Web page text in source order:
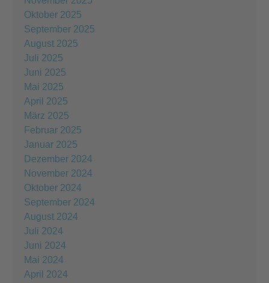
Oktober 2025
September 2025
August 2025
Juli 2025
Juni 2025
Mai 2025
April 2025
März 2025
Februar 2025
Januar 2025
Dezember 2024
November 2024
Oktober 2024
September 2024
August 2024
Juli 2024
Juni 2024
Mai 2024
April 2024